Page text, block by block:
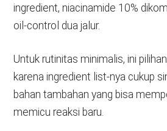
ingredient, niacinamide 10%
oil-control dua jalur.
Untuk rutinitas minimalis, ini
karena ingredient list-nya cukup
bahan tambahan yang bisa
memicu reaksi baru.